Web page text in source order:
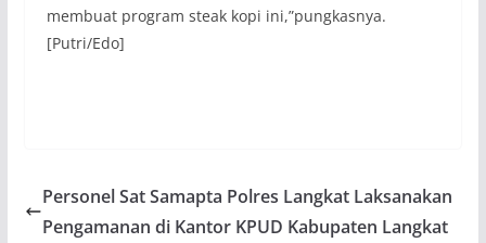
membuat program steak kopi ini,”pungkasnya.
[Putri/Edo]
Personel Sat Samapta Polres Langkat Laksanakan
Pengamanan di Kantor KPUD Kabupaten Langkat